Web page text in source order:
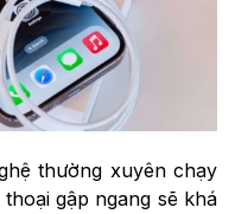
thường xuyên chạy
gập ngang sẽ khá